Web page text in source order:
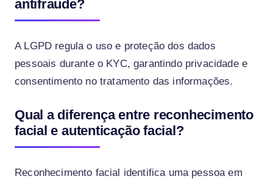
antifraude?
A LGPD regula o uso e proteção dos dados
pessoais durante o KYC, garantindo privacidade e
consentimento no tratamento das informações.
Qual a diferença entre reconhecimento
facial e autenticação facial?
Reconhecimento facial identifica uma pessoa em